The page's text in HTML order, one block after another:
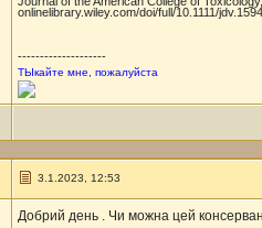
onlinelibrary.wiley.com/doi/full/10.1111/
--------------------
ТЫкайте мне, пожалуйста
3.1.2023, 12:53
Добрий день . Чи можна цей